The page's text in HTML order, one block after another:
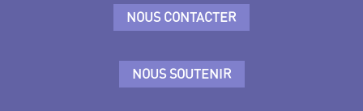
NOUS CONTACTER
NOUS SOUTENIR